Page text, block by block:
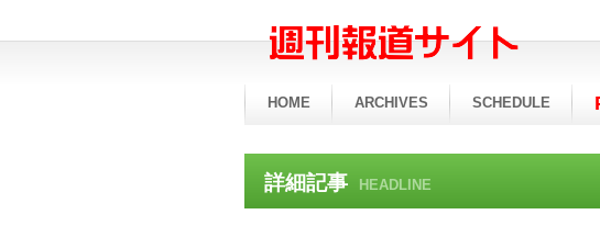
詳細記事 HEADLINE
HOME ARCHIVES SCHEDULE